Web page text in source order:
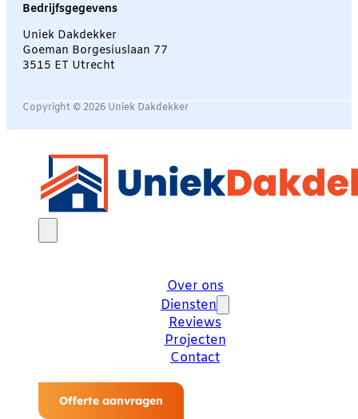
Bedrijfsgegevens
Uniek Dakdekker
Goeman Borgesiuslaan 77
3515 ET Utrecht
Copyright © 2026 Uniek Dakdekker
Over ons
Diensten
Reviews
Projecten
Contact
Offerte aanvragen